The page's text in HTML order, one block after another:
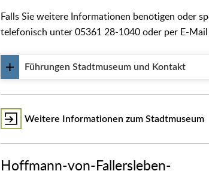
Falls Sie weitere Informationen benötigen oder
telefonisch unter 05361 28-1040 oder per E-
Führungen Stadtmuseum und Kontakt
Weitere Informationen zum Stadtmuseum
Hoffmann-von-Fallersleben-